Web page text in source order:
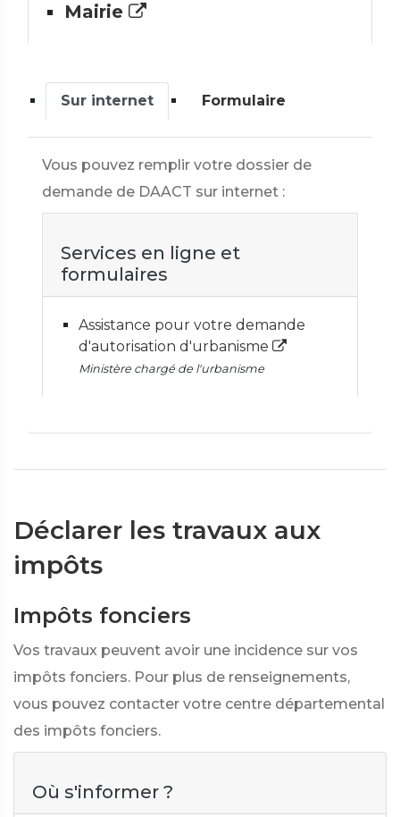
Mairie
Sur internet Formulaire
Vous pouvez remplir votre dossier de
demande de DAACT sur internet :
Services en ligne et
formulaires
Assistance pour votre demande
d'autorisation d'urbanisme
Ministère chargé de l'urbanisme
Déclarer les travaux aux
impôts
Impôts fonciers
Vos travaux peuvent avoir une incidence sur vos
impôts fonciers. Pour plus de renseignements,
vous pouvez contacter votre centre départemental
des impôts fonciers.
Où s'informer ?